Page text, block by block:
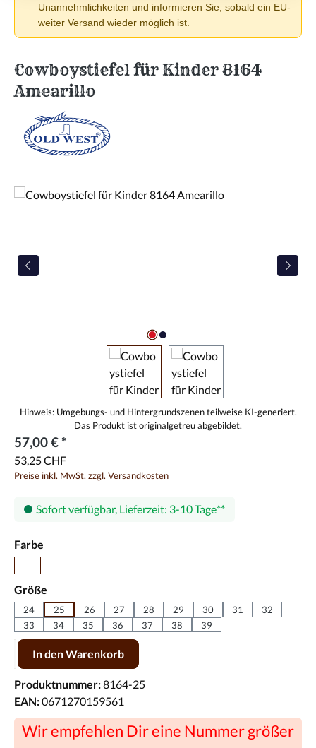
Unannehmlichkeiten und informieren Sie, sobald ein EU-
weiter Versand wieder möglich ist.
Cowboystiefel für Kinder 8164
Amearillo
Bildergalerie überspringen
57,00 € *
53,25 CHF
Preise inkl. MwSt. zzgl. Versandkosten
Sofort verfügbar, Lieferzeit: 3-10 Tage
Farbe
Größe
24 25 26 27 28 29 30 31
32
33
34 35 36 37 38
39
Produkt Anzahl: Gib den gewünschten Wert ein oder benutze die
In den Warenkorb
Produktnummer:8164-25
EAN:0671270159561
Wir empfehlen Dir eine Nummer größer